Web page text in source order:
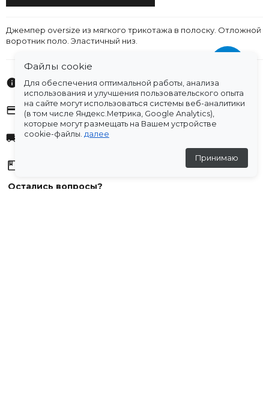
Джемпер oversize из мягкого трикотажа в полоску. Отложной
воротник поло. Эластичный низ.
Характеристики
Оплата
Доставка
Остались вопросы?
Файлы cookie
Для обеспечения оптимальной работы, анализа
использования и улучшения пользовательского опыта
на сайте могут использоваться системы веб-аналитики
(в том числе Яндекс.Метрика, Google Analytics),
которые могут размещать на Вашем устройстве
cookie-файлы. далее
Принимаю